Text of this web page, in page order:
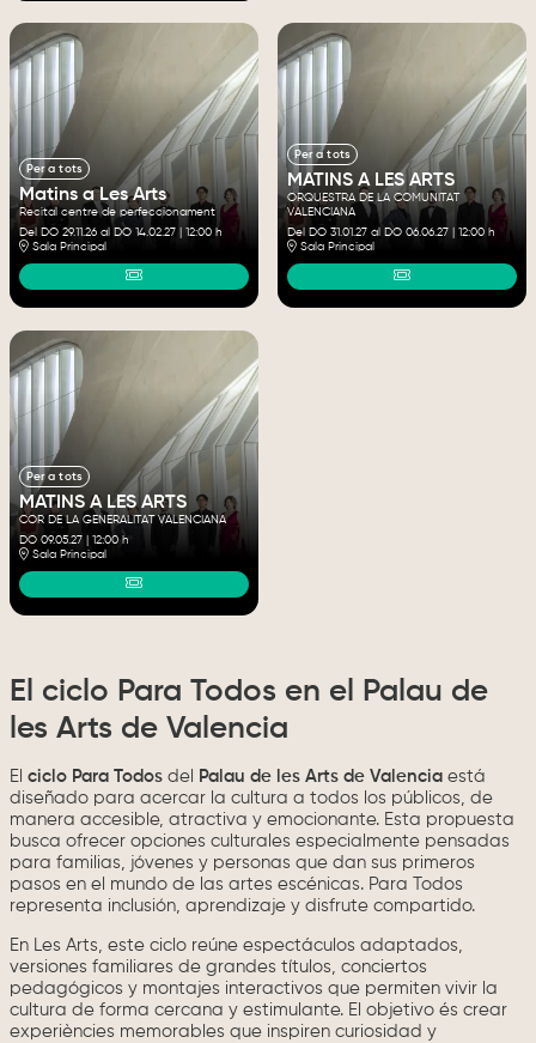
Per a tots
Matins a Les Arts
Recital centre de perfeccionament
Del DO 29.11.26al DO 14.02.27| 12:00 h
Sala Principal
Per a tots
MATINS A LES ARTS
ORQUESTRA DE LA COMUNITAT
VALENCIANA
Del DO 31.01.27al DO 06.06.27| 12:00 h
Sala Principal
Per a tots
MATINS A LES ARTS
COR DE LA GENERALITAT VALENCIANA
DO 09.05.27| 12:00 h
Sala Principal
El ciclo Para Todos en el Palau de
les Arts de Valencia
Elciclo Para Todos del Palau de les Arts de Valencia está
diseñado para acercar la cultura a todos los públicos, de
manera accesible, atractiva y emocionante. Esta propuesta
busca ofrecer opciones culturales especialmente pensadas
para familias, jóvenes y personas que dan sus primeros
pasos en el mundo de las artes escénicas. Para Todos
representa inclusión, aprendizaje y disfrute compartido.
En Les Arts, este ciclo reúne espectáculos adaptados,
versiones familiares de grandes títulos, conciertos
pedagógicos y montajes interactivos que permiten vivir la
cultura de forma cercana y estimulante. El objetivo és crear
experiències memorables que inspiren curiosidad y